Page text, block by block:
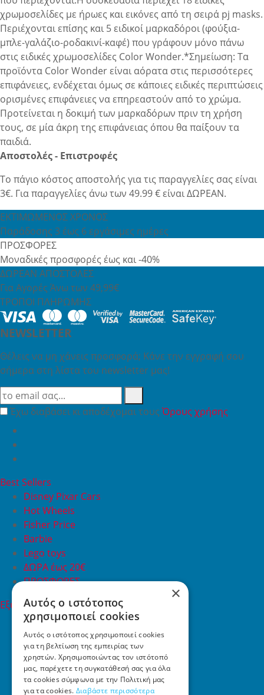
χρωμοσελίδες με ήρωες και εικόνες από τη σειρά pj masks.
Περιέχονται επίσης και 5 ειδικοί μαρκαδόροι (φούξια-
μπλε-γαλάζιο-ροδακινί-καφέ) που γράφουν μόνο πάνω
στις ειδικές χρωμοσελίδες Color Wonder.*Σημείωση: Τα
προϊόντα Color Wonder είναι αόρατα στις περισσότερες
επιφάνειες, ενδέχεται όμως σε κάποιες ειδικές περιπτώσεις
ορισμένες επιφάνειες να επηρεαστούν από το χρώμα.
Προτείνεται η δοκιμή των μαρκαδόρων πριν τη χρήση
τους, σε μία άκρη της επιφάνειας όπου θα παίξουν τα
παιδιά.
Αποστολές - Επιστροφές
Το πάγιο κόστος αποστολής για τις παραγγελίες σας είναι
3€. Για παραγγελίες άνω των 49.99 € είναι ΔΩΡΕΑΝ.
ΕΚΤΙΜΩΜΕΝΟΣ ΧΡΟΝΟΣ
Παράδοσης 3 έως 6 εργάσιμες ημέρες
ΠΡΟΣΦΟΡΕΣ
Μοναδικές προσφορές έως και -40%
ΔΩΡΕΑΝ ΑΠΟΣΤΟΛΕΣ
Για Αγορές Άνω των 49,99€
ΤΡΟΠΟΙ ΠΛΗΡΩΜΗΣ
NEWSLETTER
Θέλεις να μη χάνεις προσφορά; Κάνε την εγγραφή σου
σήμερα στη λίστα του newsletter μας!
Έχω διαβάσει κι αποδέχομαι τουςΌρους χρήσης
Best Sellers
Disney Pixar Cars
Hot Wheels
Fisher Price
Barbie
Lego toys
ΔΩΡΑ έως 20€
ΠΡΟΣΦΟΡΕΣ
Εξυπηρέτηση Πελατών
Εξυπηρέτηση πελατών
Συχνές ερωτήσεις
Όροι χρήσης
Τρόποι Πληρωμής
Επιστροφές
Επικοινωνία
×
Αυτός ο ιστότοπος
χρησιμοποιεί cookies
Αυτός ο ιστότοπος χρησιμοποιεί cookies
για τη βελτίωση της εμπειρίας των
χρηστών. Χρησιμοποιώντας τον ιστότοπό
μας, παρέχετε τη συγκατάθεσή σας για όλα
τα cookies σύμφωνα με την Πολιτική μας
για τα cookies. Διαβάστε περισσότερα